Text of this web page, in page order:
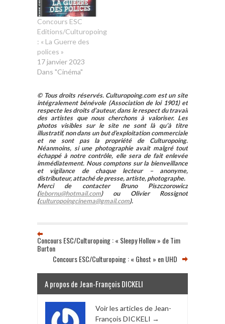
Concours ESC
Editions/Culturopoing
: « La Guerre des
polices »
17 janvier 2023
Dans "Cinéma"
© Tous droits réservés. Culturopoing.com est un site
intégralement bénévole (Association de loi 1901) et
respecte les droits d’auteur, dans le respect du travail
des artistes que nous cherchons à valoriser. Les
photos visibles sur le site ne sont là qu’à titre
illustratif, non dans un but d’exploitation commerciale
et ne sont pas la propriété de Culturopoing.
Néanmoins, si une photographie avait malgré tout
échappé à notre contrôle, elle sera de fait enlevée
immédiatement. Nous comptons sur la bienveillance
et vigilance de chaque lecteur – anonyme,
distributeur, attaché de presse, artiste, photographe.
Merci de contacter Bruno Piszczorowicz
(lebornu@hotmail.com) ou Olivier Rossignot
(culturopoingcinema@gmail.com).
Concours ESC/Culturopoing : « Sleepy Hollow » de Tim
Burton
Concours ESC/Culturopoing : « Ghost » en UHD
A propos de Jean-François DICKELI
Voir les articles de Jean-
François DICKELI →